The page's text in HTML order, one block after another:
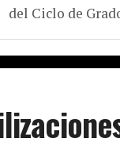
del Ciclo de